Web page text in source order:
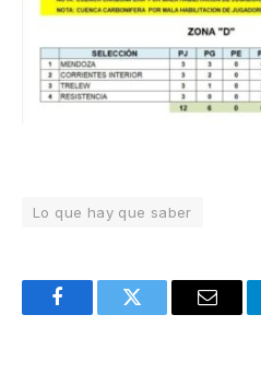
Lo que hay que saber
FacebookTwitter Email